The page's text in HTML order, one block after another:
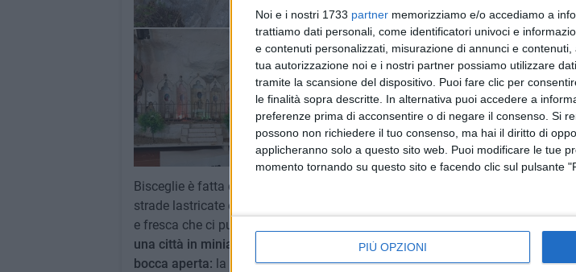
Noi e i nostri 1733 partner memorizziamo e/o accediamo a
trattiamo dati personali, come identificatori univoci e
e contenuti personalizzati, misurazione di annunci e
tua autorizzazione noi e i nostri partner possiamo utilizzare
tramite la scansione del dispositivo. Puoi fare clic per
le finalità sopra descritte. In alternativa puoi accedere a
preferenze prima di acconsentire o di negare il consenso. Si
possono non richiedere il tuo consenso, ma hai il diritto di
applicheranno solo a questo sito web. Puoi modificare le tue
momento tornando su questo sito e facendo clic sul pulsante
PIÙ OPZIONI
Bisceglie è fatta di chiese, cappelle, torri e torrioni, di palazzi imponenti e di
strade lastricate e di campanili che si ergono al sole, di granai e di scale di
e fresca che ci puoi dormire sopra quando d'estate il caldo ti soffoca.
una città in miniatura da assaporare tutta d'un fiato, mentre cogli i
bocca aperta: la cattedrale di San Pietro, il calvario e il grande orologio, il